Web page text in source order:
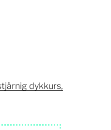
dykkurs,